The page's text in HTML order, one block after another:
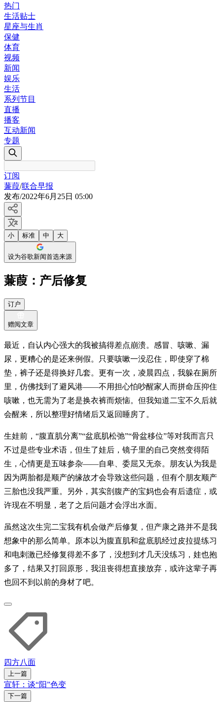
热门
生活贴士
星座与生肖
保健
体育
视频
新闻
娱乐
生活
系列节目
直播
播客
互动新闻
专题
订阅
蒹葭/联合早报
发布/2022年6月25日 05:00
小 标准 中 大
设为谷歌新闻首选来源
蒹葭：产后修复
订户
赠阅文章
最近，自认内心强大的我被搞得差点崩溃。感冒、咳嗽、漏
尿，更糟心的是还来例假。只要咳嗽一没忍住，即使穿了棉
垫，裤子还是得换好几套。更有一次，凌晨四点，我躲在厕所
里，仿佛找到了避风港——不用担心怕吵醒家人而拼命压抑住
咳嗽，也无需为了老是换衣裤而烦恼。但我知道二宝不久后就
会醒来，所以整理好情绪后又返回睡房了。
生娃前，“腹直肌分离”“盆底肌松弛”“骨盆移位”等对我而言只
不过是些专业术语，但生了娃后，镜子里的自己突然变得陌
生，心情更是五味参杂——自卑、委屈又无奈。朋友认为我是
因为两胎都是顺产的缘故才会导致这些问题，但有个朋友顺产
三胎也没我严重。另外，其实剖腹产的宝妈也会有后遗症，或
许现在不明显，老了之后问题才会浮出水面。
虽然这次生完二宝我有机会做产后修复，但产康之路并不是我
想象中的那么简单。原本以为腹直肌和盆底肌经过皮拉提练习
和电刺激已经修复得差不多了，没想到才几天没练习，娃也抱
多了，结果又打回原形，我沮丧得想直接放弃，或许这辈子再
也回不到以前的身材了吧。
四方八面
上一篇
宣轩：谈“阳”色变
下一篇